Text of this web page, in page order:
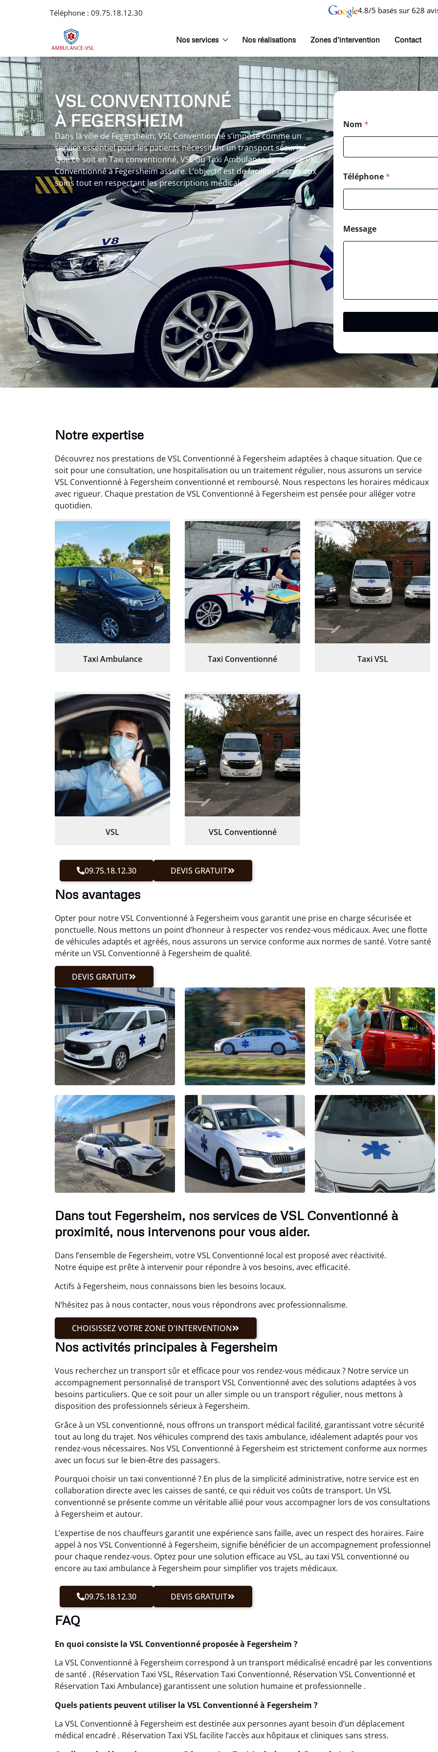
Téléphone : 09.75.18.12.30 4.8/5 basés sur 628
Nos services Nos réalisations Zones d’intervention Contact
VSL CONVENTIONNÉ
À FEGERSHEIM
Dans la ville de Fegersheim, VSL Conventionné s’impose comme un
service essentiel pour les patients nécessitant un transport sécurisé.
Que ce soit en Taxi conventionné, VSL ou Taxi Ambulance, le service VSL
Conventionné à Fegersheim assure. L’objectif est de faciliter l’accès aux
soins tout en respectant les prescriptions médicales.
Nom *
Téléphone*
Message
Notre expertise
Découvrez nos prestations de VSL Conventionné à Fegersheim adaptées à chaque situation. Que ce
soit pour une consultation, une hospitalisation ou un traitement régulier, nous assurons un service
VSL Conventionné à Fegersheim conventionné et remboursé. Nous respectons les horaires médicaux
avec rigueur. Chaque prestation de VSL Conventionné à Fegersheim est pensée pour alléger votre
quotidien.
Taxi Ambulance Taxi Conventionné Taxi VSL
VSL VSL Conventionné
09.75.18.12.30 DEVIS GRATUIT
Nos avantages
Opter pour notre VSL Conventionné à Fegersheim vous garantit une prise en charge sécurisée et
ponctuelle. Nous mettons un point d’honneur à respecter vos rendez-vous médicaux. Avec une flotte
de véhicules adaptés et agréés, nous assurons un service conforme aux normes de santé. Votre santé
mérite un VSL Conventionné à Fegersheim de qualité.
DEVIS GRATUIT
Dans tout Fegersheim, nos services de VSL Conventionné à
proximité, nous intervenons pour vous aider.
Dans l’ensemble de Fegersheim, votre VSL Conventionné local est proposé avec réactivité.
Notre équipe est prête à intervenir pour répondre à vos besoins, avec efficacité.
Actifs à Fegersheim, nous connaissons bien les besoins locaux.
N’hésitez pas à nous contacter, nous vous répondrons avec professionnalisme.
CHOISISSEZ VOTRE ZONE D'INTERVENTION
Nos activités principales à Fegersheim
Vous recherchez un transport sûr et efficace pour vos rendez-vous médicaux ? Notre service un
accompagnement personnalisé de transport VSL Conventionné avec des solutions adaptées à vos
besoins particuliers. Que ce soit pour un aller simple ou un transport régulier, nous mettons à
disposition des professionnels sérieux à Fegersheim.
Grâce à un VSL conventionné, nous offrons un transport médical facilité, garantissant votre sécurité
tout au long du trajet. Nos véhicules comprend des taxis ambulance, idéalement adaptés pour vos
rendez-vous nécessaires. Nos VSL Conventionné à Fegersheim est strictement conforme aux normes
avec un focus sur le bien-être des passagers.
Pourquoi choisir un taxi conventionné ? En plus de la simplicité administrative, notre service est en
collaboration directe avec les caisses de santé, ce qui réduit vos coûts de transport. Un VSL
conventionné se présente comme un véritable allié pour vous accompagner lors de vos consultations
à Fegersheim et autour.
L’expertise de nos chauffeurs garantit une expérience sans faille, avec un respect des horaires. Faire
appel à nos VSL Conventionné à Fegersheim, signifie bénéficier de un accompagnement professionnel
pour chaque rendez-vous. Optez pour une solution efficace au VSL, au taxi VSL conventionné ou
encore au taxi ambulance à Fegersheim pour simplifier vos trajets médicaux.
09.75.18.12.30 DEVIS GRATUIT
FAQ
En quoi consiste la VSL Conventionné proposée à Fegersheim ?
La VSL Conventionné à Fegersheim correspond à un transport médicalisé encadré par les conventions
de santé . {Réservation Taxi VSL, Réservation Taxi Conventionné, Réservation VSL Conventionné et
Réservation Taxi Ambulance} garantissent une solution humaine et professionnelle .
Quels patients peuvent utiliser la VSL Conventionné à Fegersheim ?
La VSL Conventionné à Fegersheim est destinée aux personnes ayant besoin d’un déplacement
médical encadré . Réservation Taxi VSL facilite l’accès aux hôpitaux et cliniques sans stress.
30 janvier 2025
Très satisfait du transport,
tout s’est bien déroulé.
Chauffeur à l’écoute et
patient.
8 septembre 2024
Transport ponctuel et
personnel très attentionné.
Très satisfait du service.